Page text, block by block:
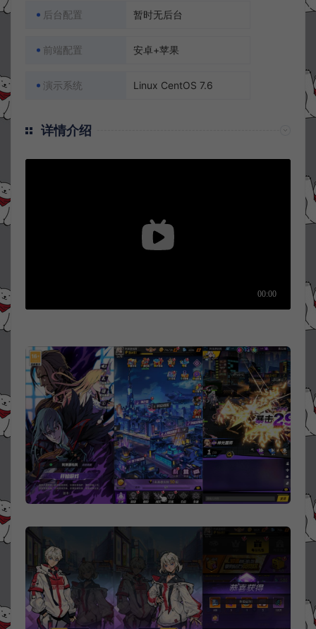
后台配置 暂时无后台
前端配置 安卓+苹果
演示系统 Linux CentOS 7.6
详情介绍